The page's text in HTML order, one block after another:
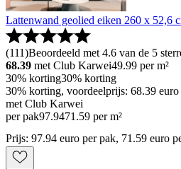
Lattenwand geolied eiken 260 x 52,6
(111)Beoordeeld met 4.6 van de 5
68.39 met Club Karwei49.99 per m²
30% korting30% korting
30% korting, voordeelprijs: 68.39
met Club Karwei
per pak97.9471.59 per m²
Prijs: 97.94 euro per pak, 71.59 euro